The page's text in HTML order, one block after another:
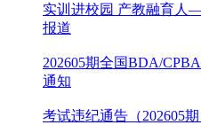
实训进校园 产教融育人
报道
202605期全国BDA/
通知
考试违纪通告（202605期